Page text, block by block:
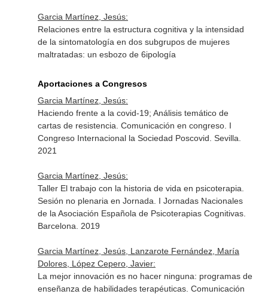
Garcia Martínez, Jesús:
Relaciones entre la estructura cognitiva y la intensidad
de la sintomatología en dos subgrupos de mujeres
maltratadas: un esbozo de 6ipología
Aportaciones a Congresos
Garcia Martínez, Jesús:
Haciendo frente a la covid-19; Análisis temático de
cartas de resistencia. Comunicación en congreso. I
Congreso Internacional la Sociedad Poscovid. Sevilla.
2021
Garcia Martínez, Jesús:
Taller El trabajo con la historia de vida en psicoterapia.
Sesión no plenaria en Jornada. I Jornadas Nacionales
de la Asociación Española de Psicoterapias Cognitivas.
Barcelona. 2019
Garcia Martínez, Jesús, Lanzarote Fernández, María
Dolores, López Cepero, Javier:
La mejor innovación es no hacer ninguna: programas de
enseñanza de habilidades terapéuticas. Comunicación